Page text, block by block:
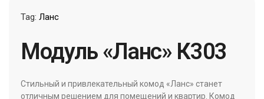
Модуль «Ланс» К303
Стильный и привлекательный комод «Ланс» станет
отличным решением для помещений и квартир. Комод
Tag: Ланс